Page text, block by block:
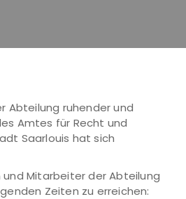
Abteilung ruhender und
Amtes für Recht und
Saarlouis hat sich
Mitarbeiter der Abteilung
Zeiten zu erreichen: